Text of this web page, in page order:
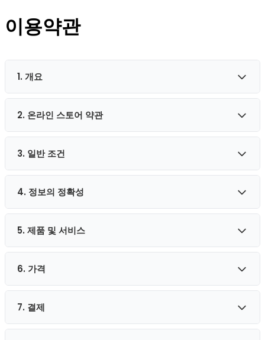
이용약관
1. 개요
이 웹사이트는 CAN LOGIC LTD가 운영합니다. 사이트 전체에
서 "당사", "저희" 및 "우리의"라는 용어는 CAN LOGIC LTD를
지칭합니다. 당사는 여기에 명시된 모든 조건, 정책 및 고지 사
한 모든 정보, 도구 및 서비스를 포함하여 귀하(사용자)에게 이
웹사이트를 제공합니다.
2. 온라인 스토어 약관
본 이용약관에 동의함으로써 귀하는 거주 국가에서 성년 이상
임을 확인합니다. 당사 제품을 불법적이거나 허가되지 않은 목
적으로 사용할 수 없습니다.
3. 일반 조건
당사는 어떤 이유로든 언제든지 누구에게나 서비스를 거부할
권리를 보유합니다. 귀하의 콘텐츠가 암호화되지 않은 상태로
전송되고 다양한 네트워크를 통해 전달될 수 있음을 이해합니
4. 정보의 정확성
본 사이트에서 제공하는 정보가 정확하지 않거나, 완전하지 않
거나, 최신 정보가 아닌 경우 당사는 책임을 지지 않습니다. 본
사이트의 자료는 일반적인 정보 제공 목적으로만 제공되며 의
5. 제품 및 서비스
특정 제품 또는 서비스는 웹사이트를 통해서만 온라인으로 제
공될 수 있습니다. 이러한 제품 또는 서비스는 수량이 제한될 수
있으며 당사의 반품 및 환불 정책에 따라서만 반품이 가능합니
6. 가격
당사 제품의 가격은 사전 통지 없이 변경될 수 있습니다. 당사는
언제든지 통지 없이 제품을 수정하거나 중단할 권리를 보유합
7. 결제